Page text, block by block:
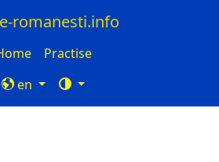
romanesti.info
Practise
en